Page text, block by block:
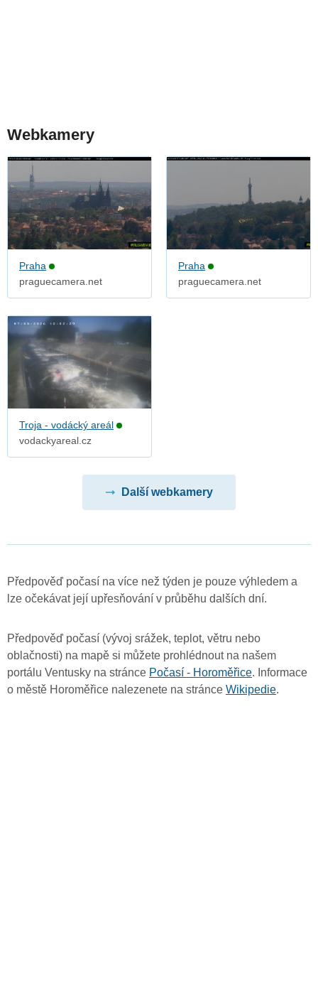
Webkamery
Praha
praguecamera.net
Praha
praguecamera.net
Troja - vodácký areál
vodackyareal.cz
Další webkamery
Předpověď počasí na více než týden je pouze výhledem a
lze očekávat její upřesňování v průběhu dalších dní.
Předpověď počasí (vývoj srážek, teplot, větru nebo
oblačnosti) na mapě si můžete prohlédnout na našem
portálu Ventusky na stránce Počasí - Horoměřice. Informace
o městě Horoměřice nalezenete na stránce Wikipedie.